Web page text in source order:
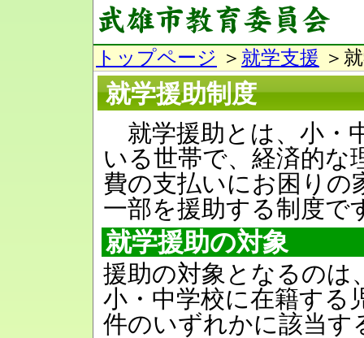
トップページ ＞ 就学支援 ＞
就学援助制度
就学援助とは、小・
いる世帯で、経済的な
費の支払いにお困りの
一部を援助する制度で
就学援助の対象
援助の対象となるのは
小・中学校に在籍する
件のいずれかに該当す